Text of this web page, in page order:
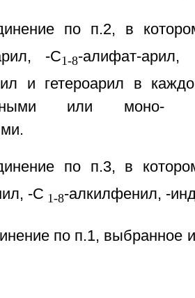
по п.2, в
-C1-8-алифат-арил,
и гетероарил в
или моно-
по п.3, в
-C 1-8-алкилфенил, -
по п.1, выбранное